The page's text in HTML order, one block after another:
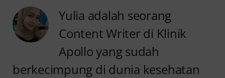
Yulia adalah seorang
Content Writer di Klinik
Apollo yang sudah
berkecimpung di dunia kesehatan